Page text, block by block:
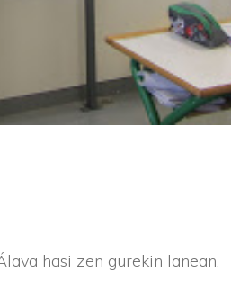
hasi zen gurekin lanean.